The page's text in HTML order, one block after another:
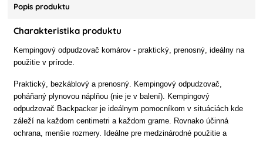
Popis produktu
Charakteristika produktu
Kempingový odpudzovač komárov - praktický, prenosný, ideálny na
použitie v prírode.
Praktický, bezkáblový a prenosný. Kempingový odpudzovač,
poháňaný plynovou náplňou (nie je v balení). Kempingový
odpudzovač Backpacker je ideálnym pomocníkom v situáciách kde
záleží na každom centimetri a každom grame. Rovnako účinná
ochrana, menšie rozmery. Ideálne pre medzinárodné použitie a